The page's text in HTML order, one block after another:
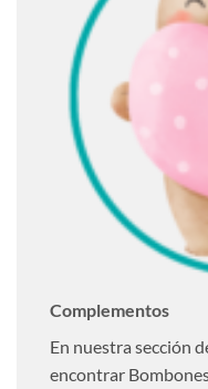
Complementos
En nuestra sección
encontrar